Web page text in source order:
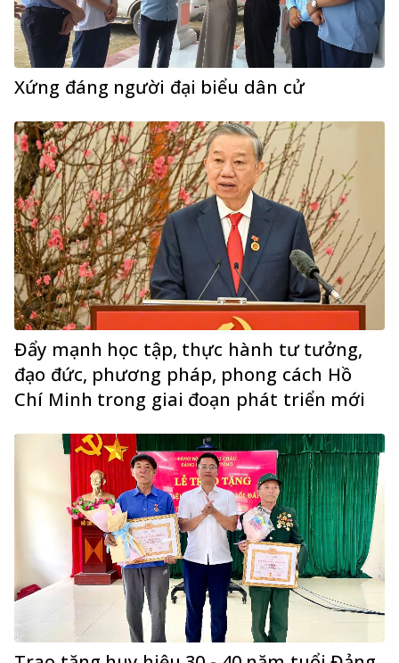
Xứng đáng người đại biểu dân cử
Đẩy mạnh học tập, thực hành tư tưởng,
đạo đức, phương pháp, phong cách Hồ
Chí Minh trong giai đoạn phát triển mới